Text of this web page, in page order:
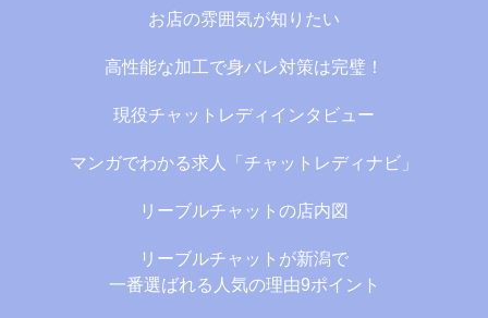
お店の雰囲気が知りたい
高性能な加工で身バレ対策は完璧！
現役チャットレディインタビュー
マンガでわかる求人「チャットレディナビ」
リーブルチャットの店内図
リーブルチャットが新潟で
一番選ばれる人気の理由9ポイント